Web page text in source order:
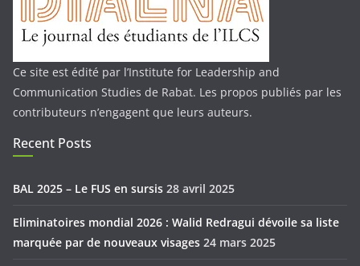
Ce site est édité par l’Institute for Leadership and
Communication Studies de Rabat. Les propos publiés par les
contributeurs n’engagent que leurs auteurs.
Recent Posts
BAL 2025 – Le FUS en sursis 28 avril 2025
Eliminatoires mondial 2026 : Walid Redragui dévoile sa liste
marquée par de nouveaux visages 24 mars 2025